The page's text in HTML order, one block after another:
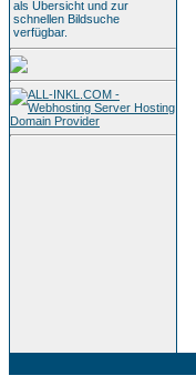
als Übersicht und zur
schnellen Bildsuche
verfügbar.